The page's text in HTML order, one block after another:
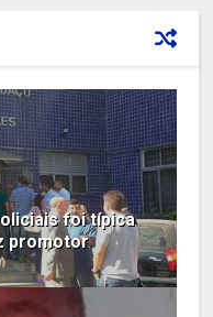
foi típica
promotor